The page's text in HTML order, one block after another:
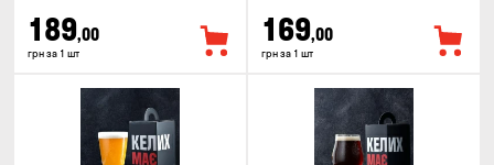
189,00
грн за 1 шт
169,00
грн за 1 шт